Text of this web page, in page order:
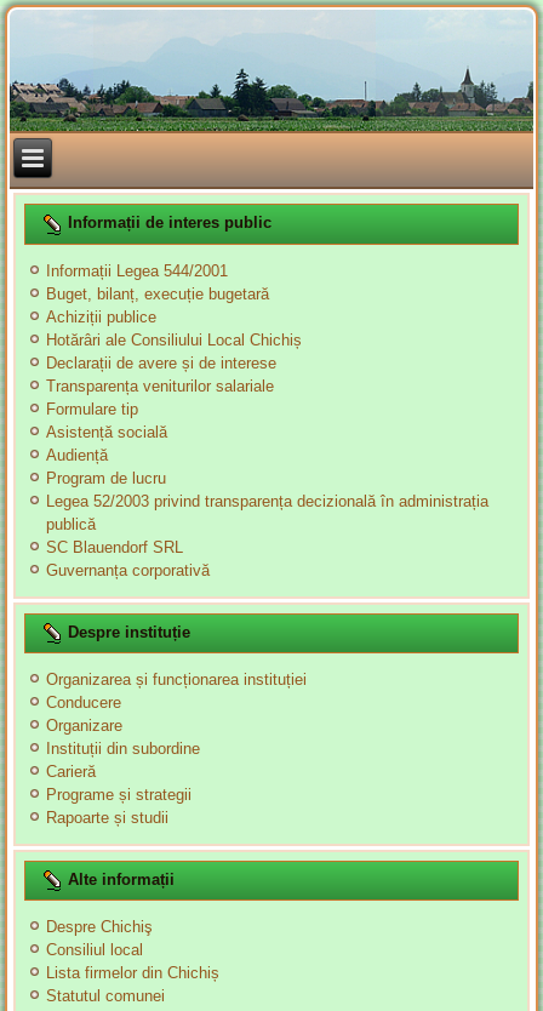
Informații de interes public
Informații Legea 544/2001
Buget, bilanț, execuție bugetară
Achiziții publice
Hotărâri ale Consiliului Local Chichiș
Declarații de avere și de interese
Transparența veniturilor salariale
Formulare tip
Asistență socială
Audiență
Program de lucru
Legea 52/2003 privind transparența decizională în administrația
publică
SC Blauendorf SRL
Guvernanța corporativă
Despre instituție
Organizarea și funcționarea instituției
Conducere
Organizare
Instituții din subordine
Carieră
Programe și strategii
Rapoarte și studii
Alte informații
Despre Chichiş
Consiliul local
Lista firmelor din Chichiș
Statutul comunei